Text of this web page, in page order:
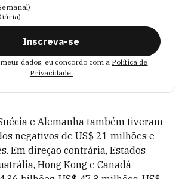
Inscreva-se
dados, eu concordo com a Política de
Privacidade.
e Alemanha também tiveram
negativos de US$ 21 milhões e
Em direção contrária, Estados
Hong Kong e Canadá